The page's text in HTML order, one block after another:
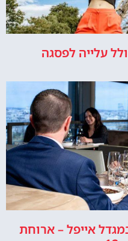
עלייה לפסגה
אייפל – ארוחת